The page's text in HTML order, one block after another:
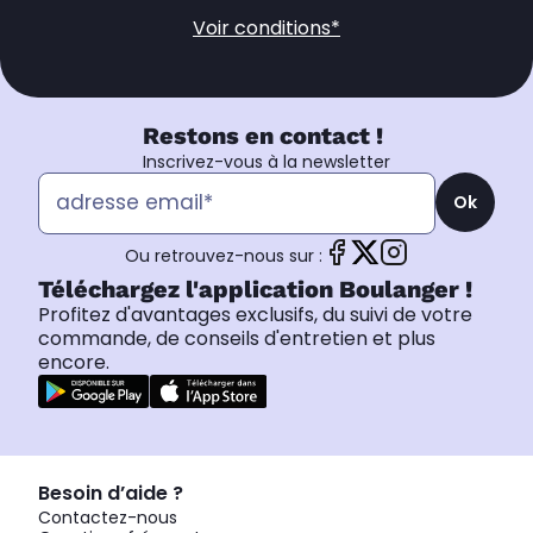
Voir conditions*
Restons en contact !
Inscrivez-vous à la newsletter
Ok
Ou retrouvez-nous sur :
Téléchargez l'application Boulanger !
Profitez d'avantages exclusifs, du suivi de votre
commande, de conseils d'entretien et plus
encore.
Besoin d’aide ?
Contactez-nous